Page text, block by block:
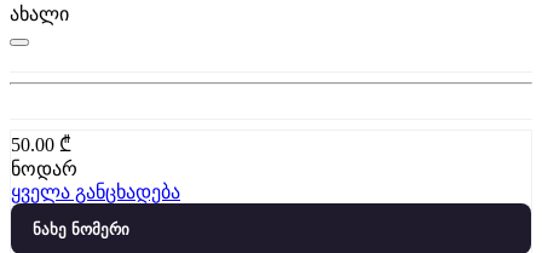
ახალი
50.00 ₾
ნოდარ
ყველა განცხადება
ნახე ნომერი